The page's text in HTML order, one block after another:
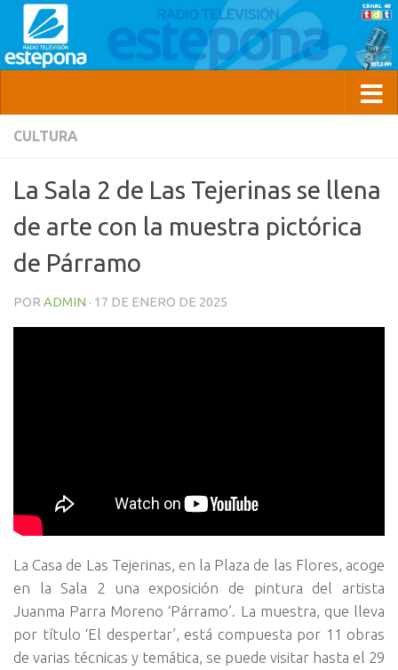
CULTURA
La Sala 2 de Las Tejerinas se llena
de arte con la muestra pictórica
de Párramo
POR ADMIN · 17 DE ENERO DE 2025
La Casa de Las Tejerinas, en la Plaza de las Flores, acoge
en la Sala 2 una exposición de pintura del artista
Juanma Parra Moreno ‘Párramo’. La muestra, que lleva
por título ‘El despertar’, está compuesta por 11 obras
de varias técnicas y temática, se puede visitar hasta el 29